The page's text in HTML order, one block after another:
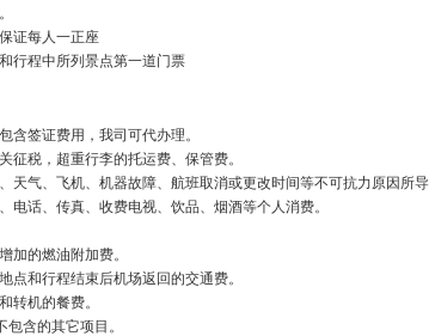
证每人一正座
行程中所列景点第一道门票
含签证费用，我司可代办理。
征税，超重行李的托运费、保管费。
天气、飞机、机器故障、航班取消或更改时间等不可抗力原因所导
电话、传真、收费电视、饮品、烟酒等个人消费。
加的燃油附加费。
点和行程结束后机场返回的交通费。
转机的餐费。
包含的其它项目。